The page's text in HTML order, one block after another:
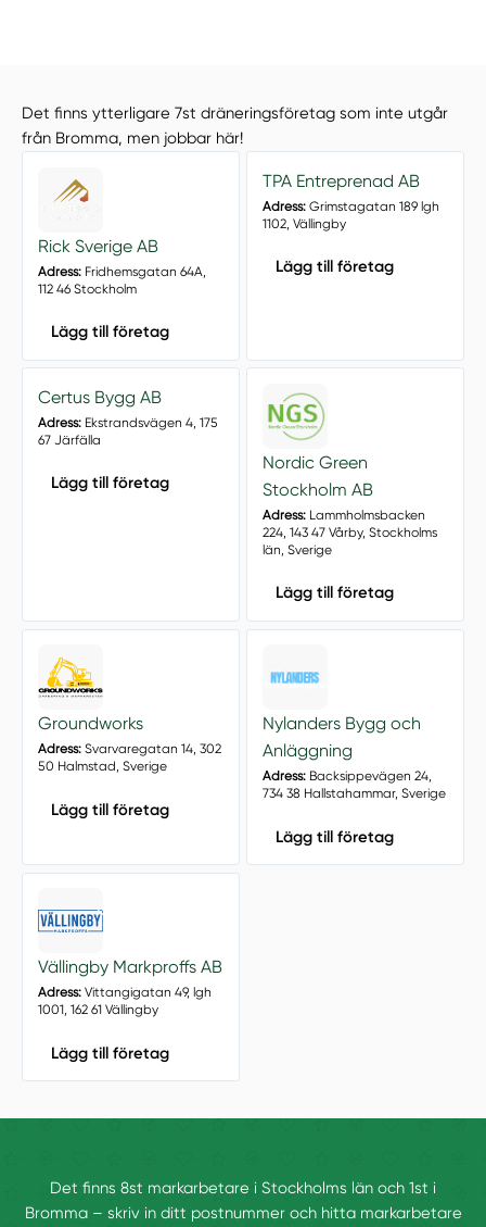
Det finns ytterligare 7st dräneringsföretag som inte utgår
från Bromma, men jobbar här!
Rick Sverige AB
Adress:Fridhemsgatan 64A,
112 46 Stockholm
Lägg till företag
TPA Entreprenad AB
Adress:Grimstagatan 189 lgh
1102, Vällingby
Lägg till företag
Certus Bygg AB
Adress:Ekstrandsvägen 4, 175
67 Järfälla
Lägg till företag
Nordic Green
Stockholm AB
Adress:Lammholmsbacken
224, 143 47 Vårby, Stockholms
län, Sverige
Lägg till företag
Groundworks
Adress:Svarvaregatan 14, 302
50 Halmstad, Sverige
Lägg till företag
Nylanders Bygg och
Anläggning
Adress:Backsippevägen 24,
734 38 Hallstahammar, Sverige
Lägg till företag
Vällingby Markproffs AB
Adress:Vittangigatan 49, lgh
1001, 162 61 Vällingby
Lägg till företag
Det finns 8st markarbetare i Stockholms län och 1st i
Bromma – skriv in ditt postnummer och hitta markarbetare